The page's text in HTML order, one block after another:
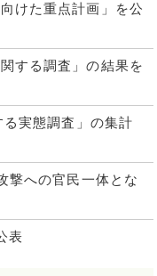
けた重点計画」を公
する調査」の結果を
る実態調査」の集計
撃への官民一体とな
表